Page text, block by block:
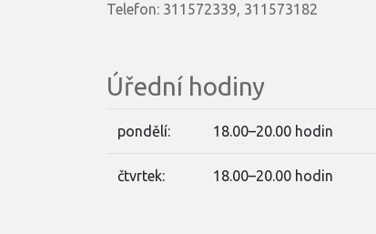
Telefon: 311572339, 311573182
Úřední hodiny
pondělí: 18.00–20.00 hodin
čtvrtek: 18.00–20.00 hodin